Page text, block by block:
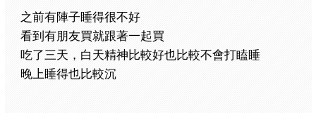
之前有陣子睡得很不好
看到有朋友買就跟著一起買
吃了三天，白天精神比較好也比較不會打瞌睡
晚上睡得也比較沉